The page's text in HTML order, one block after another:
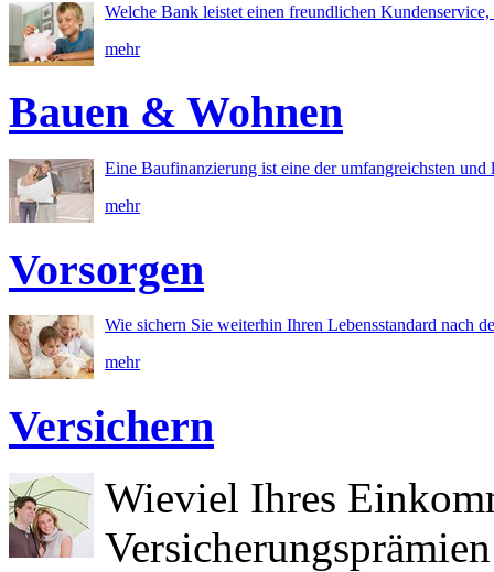
Welche Bank leistet einen freundlichen
mehr
Bauen & Wohnen
Eine Baufinanzierung ist eine der umfangreichsten
mehr
Vorsorgen
Wie sichern Sie weiterhin Ihren Lebensstandard nach
mehr
Versichern
Wieviel Ihres